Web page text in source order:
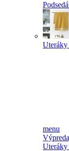
Uteráky
menu
Uteráky